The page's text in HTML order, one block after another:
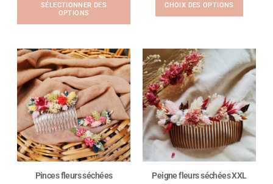
SÉLECTIONNER DES
OPTIONS
CHOIX DES OPTIONS
Pinces fleurs séchées Peigne fleurs séchées XXL